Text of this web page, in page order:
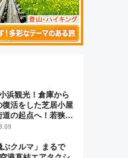
浜観光！倉庫から
復活をした芝居小屋
道の起点へ！若狭小
センターでBBQ、老
散歩
ぶクルマ」まるで